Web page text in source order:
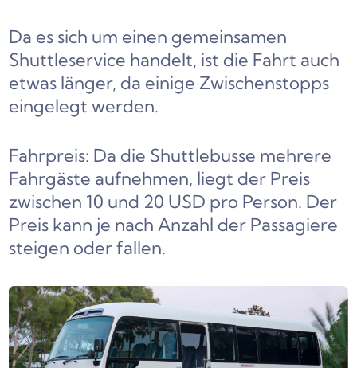
Da es sich um einen gemeinsamen
Shuttleservice handelt, ist die Fahrt auch
etwas länger, da einige Zwischenstopps
eingelegt werden.
Fahrpreis: Da die Shuttlebusse mehrere
Fahrgäste aufnehmen, liegt der Preis
zwischen 10 und 20 USD pro Person. Der
Preis kann je nach Anzahl der Passagiere
steigen oder fallen.